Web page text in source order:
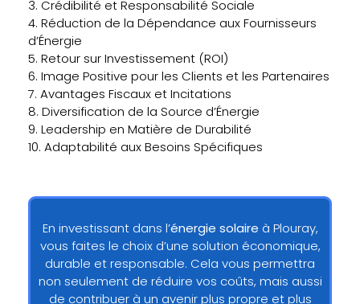
3. Crédibilité et Responsabilité Sociale
4. Réduction de la Dépendance aux Fournisseurs
d’Énergie
5. Retour sur Investissement (ROI)
6. Image Positive pour les Clients et les Partenaires
7. Avantages Fiscaux et Incitations
8. Diversification de la Source d’Énergie
9. Leadership en Matière de Durabilité
10. Adaptabilité aux Besoins Spécifiques
En investissant dans l’énergie solaire à Plouray,
vous faites le choix d’une solution économique,
durable et responsable. Cela vous permettra
non seulement de réduire vos coûts, mais aussi
de contribuer à un avenir plus propre et plus